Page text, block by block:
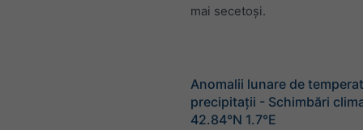
mai secetoși.
Anomalii lunare de
precipitații - Schimbări
42.84°N 1.7°E